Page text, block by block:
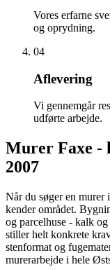
Vores erfarne
og oprydning.
04
Aflevering
Vi gennemgår
udførte arbejde.
Murer Faxe -
2007
Når du søger en
kender området.
og parcelhuse - kalk
stiller helt konkrete
stenformat og
murerarbejde i hele